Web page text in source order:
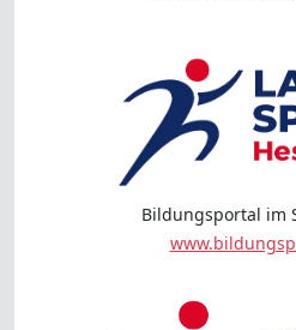
Bildungsportal im